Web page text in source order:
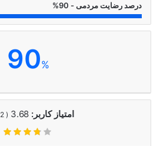
درصد رضایت مردمی - 90%
90%
امتیاز کاربر:3.68
(
2